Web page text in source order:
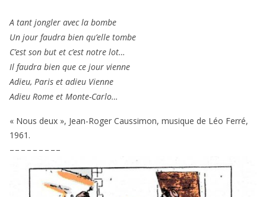
A tant jon­gler avec la bombe
Un jour fau­dra bien qu’elle tombe
C’est son but et c’est notre lot…
Il fau­dra bien que ce jour vienne
Adieu, Paris et adieu Vienne
Adieu Rome et Monte-Carlo…
« Nous deux », Jean-Roger Caussimon, musique de Léo Ferré,
1961 .
– – – – – – – – –